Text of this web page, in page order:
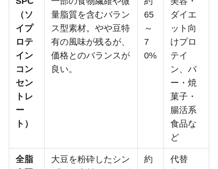
（ソ
イプ
ロテ
イン
コン
セン
トレ
ー
ト）
量脂質を含むバラン
ス型素材。やや豆特
有の風味が残るが、
価格とのバランスが
良い。
65
～
7
0%
ダイエ
ット向
けプロ
テイ
ン、バ
ー・焼
菓子・
腸活系
食品な
ど
全脂
大豆を粉砕したシン
約
代替